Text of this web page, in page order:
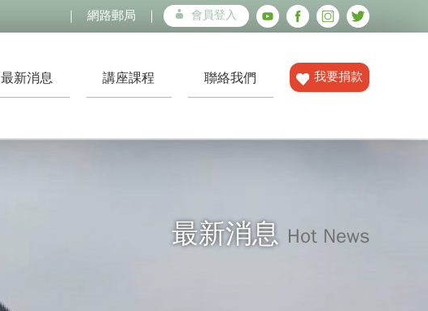
網路郵局 會員登入
最新消息 講座課程 聯絡我們 我要捐款
最新消息 Hot News